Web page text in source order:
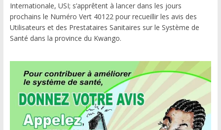
Internationale, USI; s’apprêtent à lancer dans les jours
prochains le Numéro Vert 40122 pour recueillir les avis des
Utilisateurs et des Prestataires Sanitaires sur le Système de
Santé dans la province du Kwango.